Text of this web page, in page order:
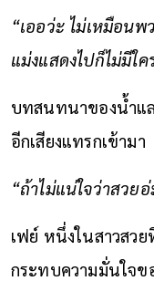
“เออว่ะ ไม่เหมือน
แม่งแสดงไปก็ไม่มีใค
บทสนทนาของน้ำแ
อีกเสียงแทรกเข้ามา
“ถ้าไม่แน่ใจว่าสวย
เฟย์ หนึ่งในสาวส
กระทบความมั่นใจข